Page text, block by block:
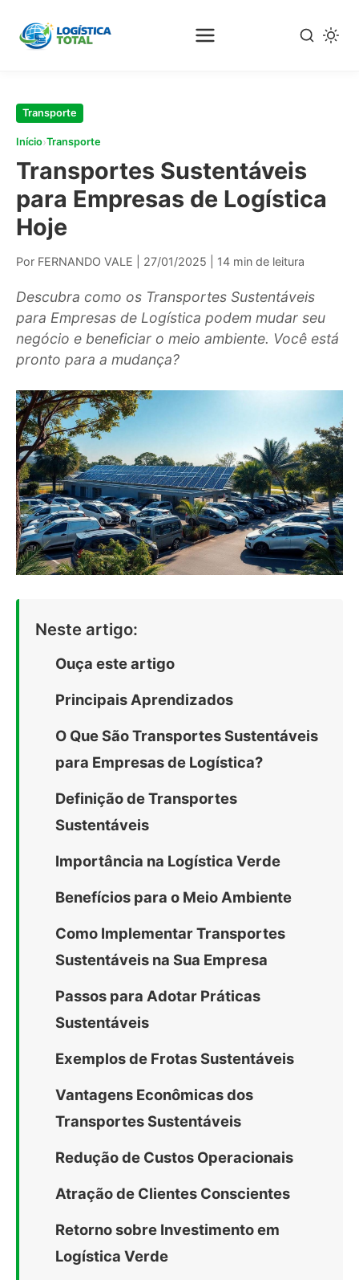
para
Transporte
Início›Transporte
Transportes Sustentáveis
para Empresas de Logística
Hoje
Por FERNANDO VALE 27/01/2025 14 min de leitura
Descubra como os Transportes Sustentáveis
para Empresas de Logística podem mudar seu
negócio e beneficiar o meio ambiente. Você está
pronto para a mudança?
Neste artigo:
Ouça este artigo
Principais Aprendizados
O Que São Transportes Sustentáveis
para Empresas de Logística?
Definição de Transportes
Sustentáveis
Importância na Logística Verde
Benefícios para o Meio Ambiente
Como Implementar Transportes
Sustentáveis na Sua Empresa
Passos para Adotar Práticas
Sustentáveis
Exemplos de Frotas Sustentáveis
Vantagens Econômicas dos
Transportes Sustentáveis
Redução de Custos Operacionais
Atração de Clientes Conscientes
Retorno sobre Investimento em
Logística Verde